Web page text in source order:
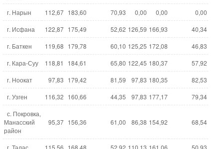
г. Нарын 112,67 183,60 70,93 0,00 0,00
0,00
г. Исфана
122,87 175,49 52,62 126,59 166,93
40,34
г. Баткен
119,68 179,78 60,10 125,25 172,08
46,83
г. Кара-Суу
118,81 184,61 65,80 122,45 180,37
57,92
г. Ноокат
97,83 179,42 81,59 97,83 180,35
82,53
г. Узген
116,32 160,66 44,35 97,83 177,17
79,34
с. Покровка,
Манасский
район
95,37 156,36 61,00 86,38 154,92 68,54
г. Талас 115,56 168,48 52,92 110,13 161,06
50,93